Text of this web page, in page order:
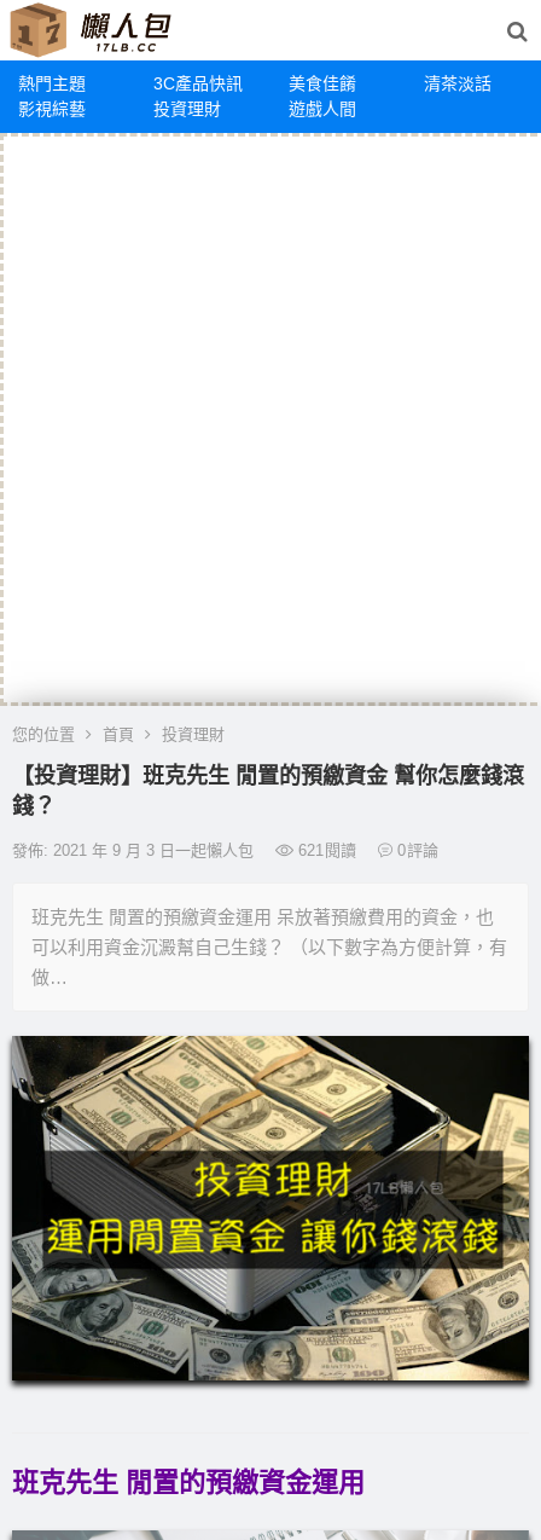
熱門主題 3C產品快訊 美食佳餚
清茶淡話
影視綜藝
投資理財 遊戲人間
您的位置 首頁 投資理財
【投資理財】班克先生 閒置的預繳資金 幫你怎麼錢滾
錢？
發佈: 2021 年 9 月 3 日一起懶人包 621 閱讀 0評論
班克先生 閒置的預繳資金運用 呆放著預繳費用的資金，也
可以利用資金沉澱幫自己生錢？ （以下數字為方便計算，有
做…
班克先生 閒置的預繳資金運用